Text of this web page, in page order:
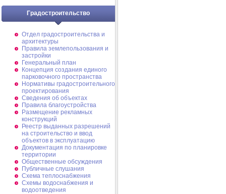
Градостроительство
Отдел градостроительства и
архитектуры
Правила землепользования и
застройки
Генеральный план
Концепция создания единого
парковочного пространства
Нормативы градостроительного
проектирования
Сведения об объектах
Правила благоустройства
Размещение рекламных
конструкций
Реестр выданных разрешений
на строительство и ввод
объектов в эксплуатацию
Документация по планировке
территории
Общественные обсуждения
Публичные слушания
Схема теплоснабжения
Схемы водоснабжения и
водоотведения